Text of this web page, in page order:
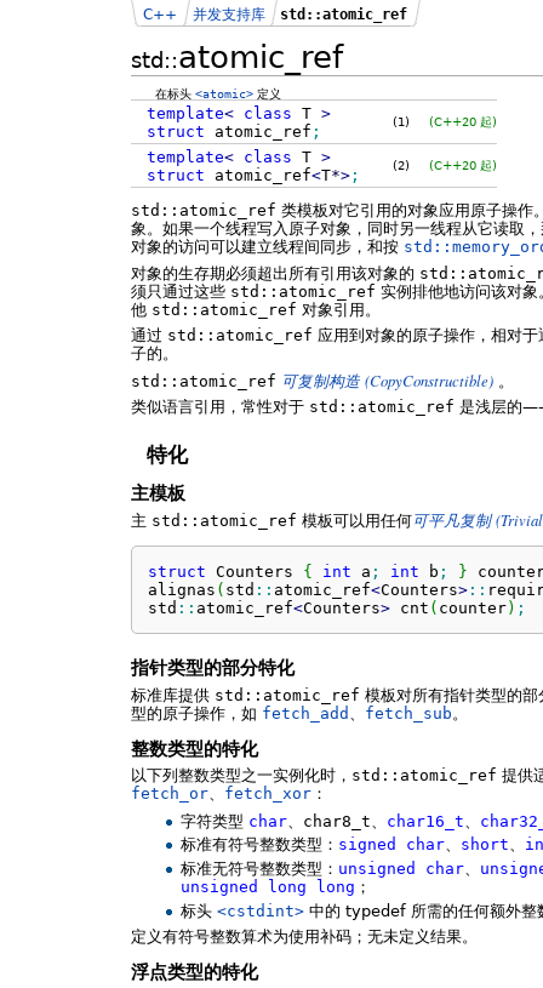
std::atomic_ref
C++ 并发支持库 std::atomic_ref
在标头<atomic> 定义
template< class T >
struct atomic_ref ;
(1) (C++20 起)
template< class T >
struct atomic_ref<T*>;
(2) (C++20 起)
std::atomic_ref 类模板对它引用的对象应用原子操作
象。如果一个线程写入原子对象，同时另一线程从它读取
对象的访问可以建立线程间同步，和按
对象的生存期必须超出所有引用该对象的
须只通过这些 std::atomic_ref 实例排他地访问该对象
他 std::atomic_ref 对象引用。
通过 std::atomic_ref 应用到对象的原子操作，相对
子的。
std::atomic_ref 可复制构造 (CopyConstructible) 。
类似语言引用，常性对于 std::atomic_ref 是浅层的
特化
主模板
主 std::atomic_ref 模板可以用任何可平凡复制
struct Counters { int a ; int b ; }
alignas ( std :: atomic_ref<Counters>::
std :: atomic_ref<Counters> cnt ( counter) ;
指针类型的部分特化
标准库提供 std::atomic_ref 模板对所有指针类型的
型的原子操作，如 fetch_add fetch_sub 。
整数类型的特化
以下列整数类型之一实例化时， std::atomic_ref 提供
fetch_or、 fetch_xor ：
字符类型 char、 char8_t char16_t
标准有符号整数类型： signed char、 short、
标准无符号整数类型： unsigned char、
unsigned
long long ；
标头 <cstdint>中的 typedef 所需的任何额外整
定义有符号整数算术为使用补码；无未定义结果。
浮点类型的特化